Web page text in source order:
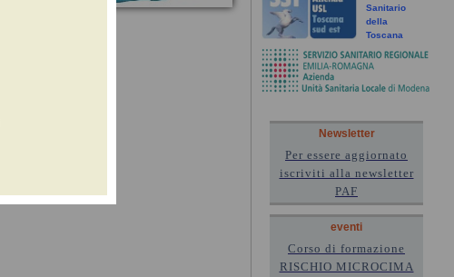
Sanitario
della
Toscana
Newsletter
Per essere aggiornato
iscriviti alla newsletter
PAF
eventi
Corso di formazione
RISCHIO MICROCIMA